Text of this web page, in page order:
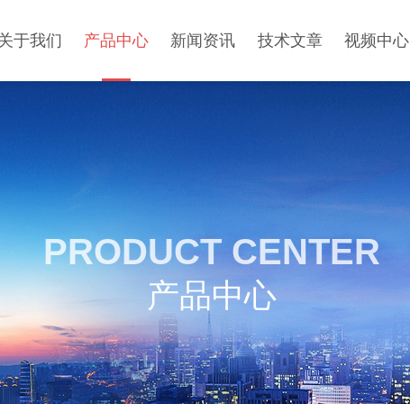
于我们 产品中心 新闻资讯 技术文章 视频中心
PRODUCT CENTER
产品中心